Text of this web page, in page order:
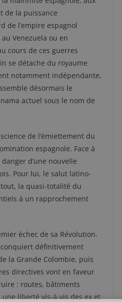
de la puissance
de l’empire espagnol
Venezuela ou en
cours de ces guerres
se détache du royaume
notamment indépendante,
désormais le
actuel sous le nom de
de l’émiettement du
espagnole. Face à
d’une nouvelle
Pour lui, le salut latino-
la quasi-totalité du
à un rapprochement
échec de sa Révolution.
conquiert définitivement
la Grande Colombie, puis
directives vont en faveur
: routes, bâtiments
liberté vis-à-vis des ex et